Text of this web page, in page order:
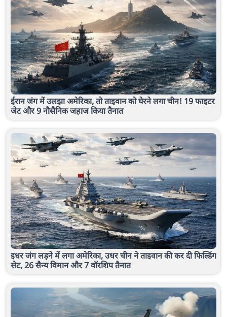
ईरान जंग में उलझा अमेरिका, तो ताइवान को घेरने लगा चीन! 19 फाइटर
जेट और 9 नौसैनिक जहाज किया तैनात
इधर जंग लड़ने में लगा अमेरिका, उधर चीन ने ताइवान की कर दी फिल्डिंग
सेट, 26 सैन्य विमान और 7 वॉरशिप तैनात